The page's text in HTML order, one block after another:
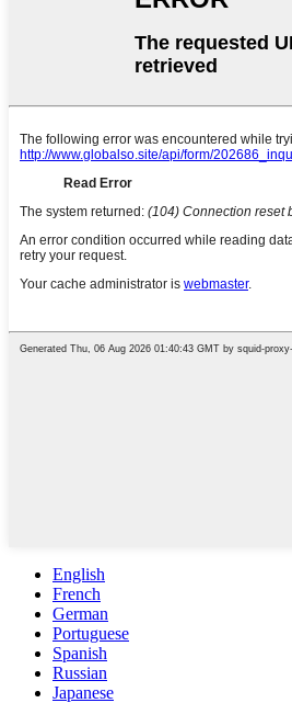
English
French
German
Portuguese
Spanish
Russian
Japanese